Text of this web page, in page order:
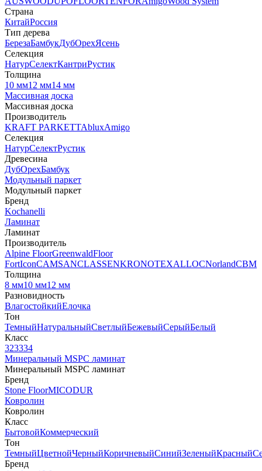
Страна
КитайРоссия
Тип дерева
БерезаБамбукДубОрехЯсень
Селекция
НатурСелектКантриРустик
Толщина
10 мм12 мм14 мм
Массивная доска
Массивная доска
Производитель
KRAFT PARKETTAbluxAmigo
Селекция
НатурСелектРустик
Древесина
ДубОрехБамбук
Модульный паркет
Модульный паркет
Бренд
Kochanelli
Ламинат
Ламинат
Производитель
Alpine FloorGreenwaldFloor
FortIconCAMSANCLASSENKRONOTEXALLOCNorlandCBM
Толщина
8 мм10 мм12 мм
Разновидность
ВлагостойкийЕлочка
Тон
ТемныйНатуральныйСветлыйБежевыйСерыйБелый
Класс
323334
Минеральный MSPC ламинат
Минеральный MSPC ламинат
Бренд
Stone FloorMICODUR
Ковролин
Ковролин
Класс
БытовойКоммерческий
Тон
ТемныйЦветнойЧерныйКоричневыйСинийЗеленыйКрасный
Бренд